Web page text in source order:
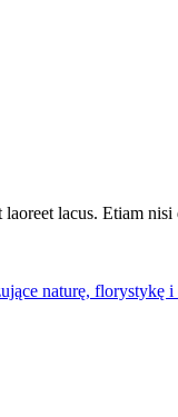
lacus. Etiam nisi